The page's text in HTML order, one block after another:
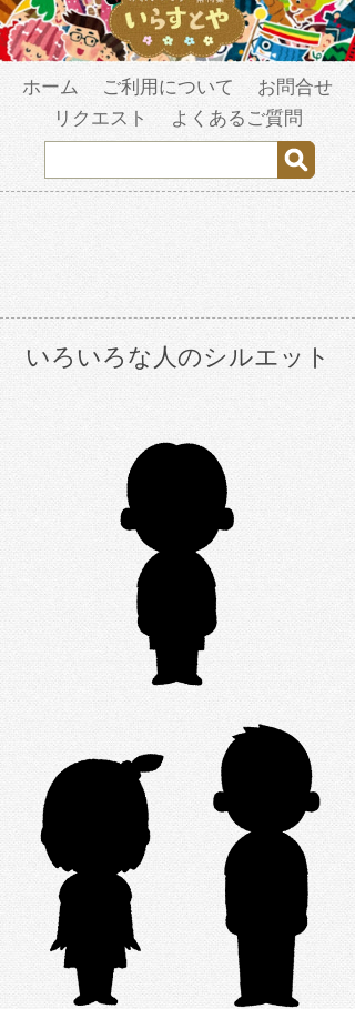
ホーム ご利用について
お問合せ
リクエスト
よくあるご質問
いろいろな人のシルエット